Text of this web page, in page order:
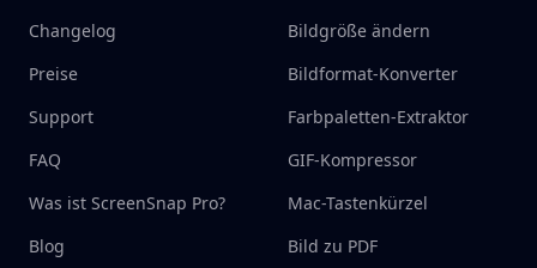
Changelog
Preise
Support
FAQ
Was ist ScreenSnap Pro?
Blog
Bildgröße ändern
Bildformat-Konverter
Farbpaletten-Extraktor
GIF-Kompressor
Mac-Tastenkürzel
Bild zu PDF